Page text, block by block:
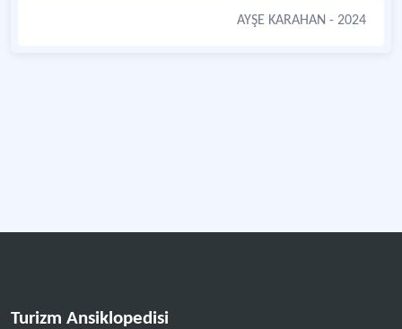
AYŞE KARAHAN - 2024
Turizm Ansiklopedisi